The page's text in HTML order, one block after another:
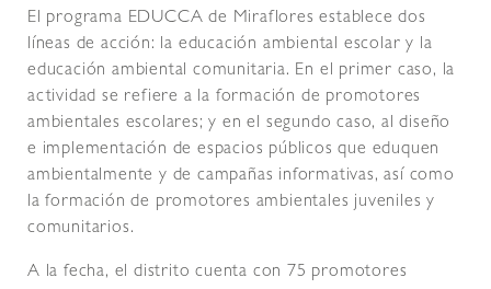
El programa EDUCCA de Miraflores establece dos
líneas de acción: la educación ambiental escolar y la
educación ambiental comunitaria. En el primer caso, la
actividad se refiere a la formación de promotores
ambientales escolares; y en el segundo caso, al diseño
e implementación de espacios públicos que eduquen
ambientalmente y de campañas informativas, así como
la formación de promotores ambientales juveniles y
comunitarios.
A la fecha, el distrito cuenta con 75 promotores